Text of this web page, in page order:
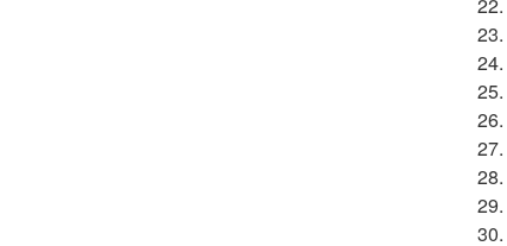
23.
24.
25.
26.
27.
28.
29.
30.